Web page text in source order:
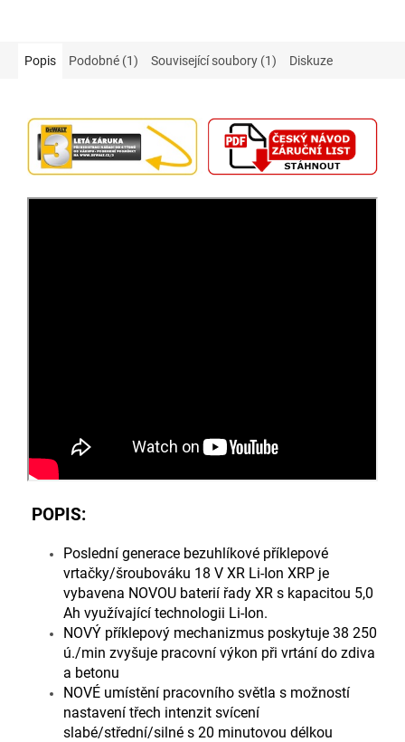
Popis Podobné (1) Související soubory (1) Diskuze
POPIS:
Poslední generace bezuhlíkové příklepové
vrtačky/šroubováku 18 V XR Li-Ion XRP je
vybavena NOVOU baterií řady XR s kapacitou 5,0
Ah využívající technologii Li-Ion.
NOVÝ příklepový mechanizmus poskytuje 38 250
ú./min zvyšuje pracovní výkon při vrtání do zdiva
a betonu
NOVÉ umístění pracovního světla s možností
nastavení třech intenzit svícení
slabé/střední/silné s 20 minutovou délkou